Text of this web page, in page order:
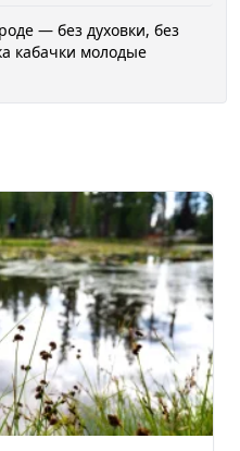
— без духовки, без
кабачки молодые